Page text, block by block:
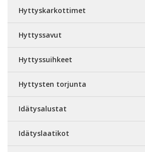
Hyttyskarkottimet
Hyttyssavut
Hyttyssuihkeet
Hyttysten torjunta
Idätysalustat
Idätyslaatikot